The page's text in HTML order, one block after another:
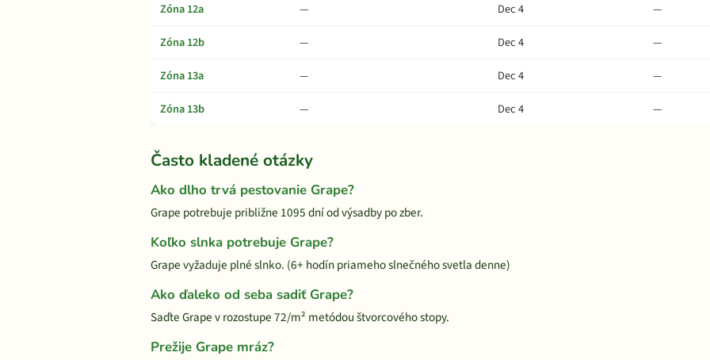
Zóna 12a
— Dec 4
—
Zóna 12b
— Dec 4
—
Zóna 13a
— Dec 4
—
Zóna 13b
— Dec 4 —
Často kladené otázky
Ako dlho trvá pestovanie Grape?
Grape potrebuje približne 1095 dní od výsadby po zber.
Koľko slnka potrebuje Grape?
Grape vyžaduje plné slnko. (6+ hodín priameho slnečného svetla denne)
Ako ďaleko od seba sadiť Grape?
Saďte Grape v rozostupe 72/m² metódou štvorcového stopy.
Prežije Grape mráz?